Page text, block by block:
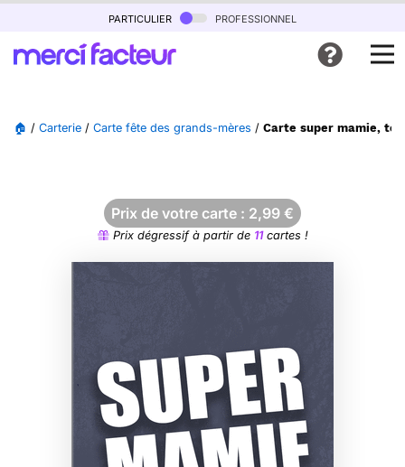
particulier professionnel
🏠 / Carterie / Carte fête des grands-mères / Carte super mamie,
Prix de votre carte : 2,99 €
Prix dégressif à partir de 11cartes !